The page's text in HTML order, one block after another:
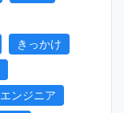
きっかけ
エンジニア